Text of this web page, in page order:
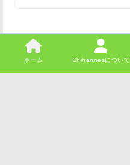
ホーム Chihannesについて